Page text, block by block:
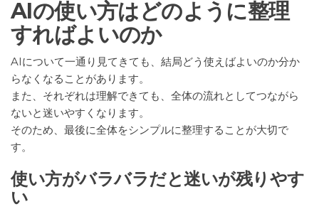
AIの使い方はどのように整理
すればよいのか
AIについて一通り見てきても、結局どう使えばよいのか分か
らなくなることがあります。
また、それぞれは理解できても、全体の流れとしてつながら
ないと迷いやすくなります。
そのため、最後に全体をシンプルに整理することが大切で
す。
使い方がバラバラだと迷いが残りやす
い